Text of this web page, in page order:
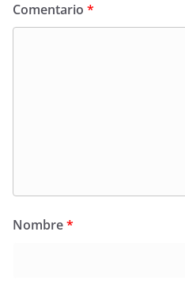
Comentario *
Nombre*